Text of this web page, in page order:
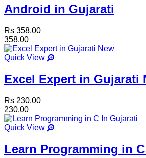
Android in Gujarati
Rs 358.00
358.00
Quick View
Excel Expert in Gujarati
Rs 230.00
230.00
Quick View
Learn Programming in